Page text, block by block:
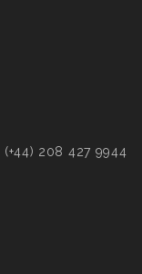
(+44) 208 427 9944